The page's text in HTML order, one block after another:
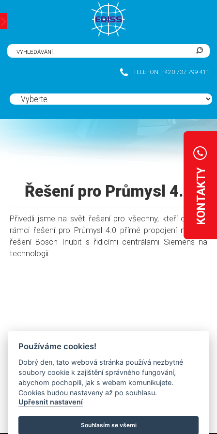
TELEFON: +420 737 799 411
Řešení pro Průmysl 4.0
Přivedli jsme na svět řešení pro všechny, kteří chtějí v
rámci řešení pro Průmysl 4.0 přímé propojení našeho
řešení Bosch Inubit s řidicími centrálami Siemens na
technologii.
KONTAKTY
Používáme cookies!
Dobrý den, tato webová stránka používá nezbytné
soubory cookie k zajištění správného fungování,
abychom pochopili, jak s webem komunikujete.
Cookies budou nastaveny až po souhlasu.
Upřesnit nastavení
Souhlasím se všemi